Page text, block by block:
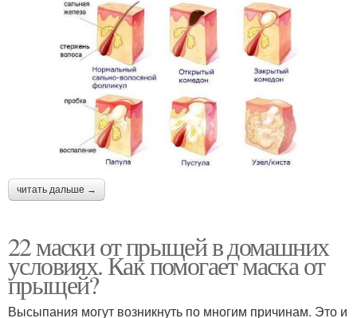
читать дальше →
22 маски от прыщей в домашних
условиях. Как помогает маска от
прыщей?
Высыпания могут возникнуть по многим причинам. Это и